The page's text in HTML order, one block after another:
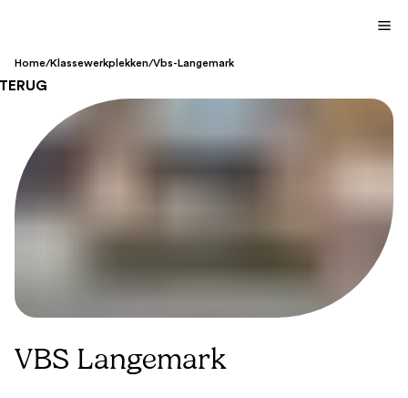
Home/Klassewerkplekken/Vbs-Langemark
VBS Langemark